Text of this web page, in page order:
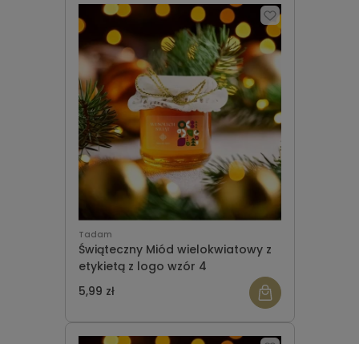
Tadam
Świąteczny Miód wielokwiatowy z
etykietą z logo wzór 4
5,99 zł